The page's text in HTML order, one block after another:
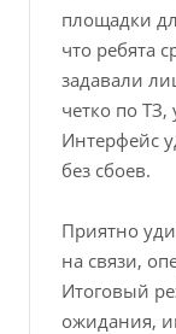
площадки
что ребята
задавали
четко по
Интерфейс
без сбоев.
Приятно
на связи,
Итоговый
ожидания,